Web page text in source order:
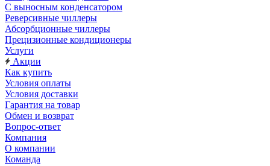
С выносным конденсатором
Реверсивные чиллеры
Абсорбционные чиллеры
Прецизионные кондиционеры
Услуги
Акции
Как купить
Условия оплаты
Условия доставки
Гарантия на товар
Обмен и возврат
Вопрос-ответ
Компания
О компании
Команда